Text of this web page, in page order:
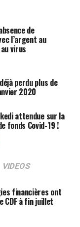
de
l’argent au
virus
perdu plus de
2020
attendue sur la
fonds Covid-19 !
VIDEOS
financières ont
CDF à fin juillet